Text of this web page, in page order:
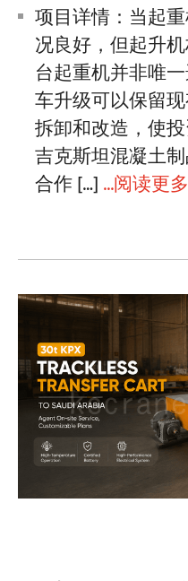
项目详情：当起
况良好，但起升
台起重机并非唯
车升级可以保留
拆卸和改造，使
吉克斯坦混凝土
合作 […] ...阅读更